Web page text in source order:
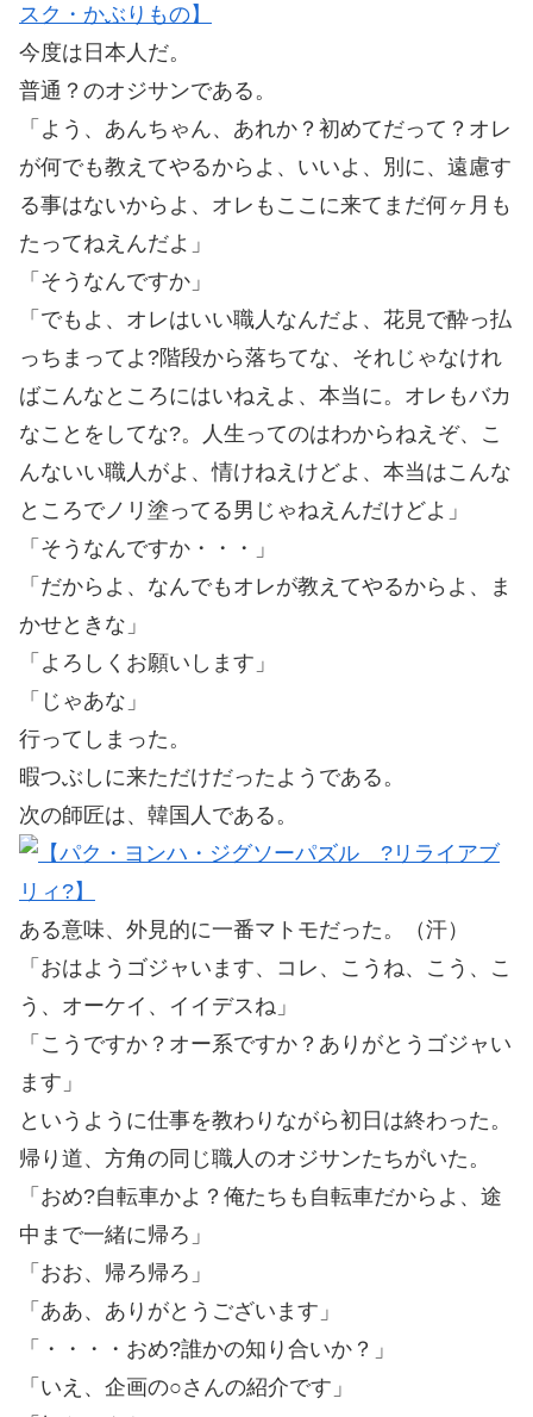
今度は日本人だ。
普通？のオジサンである。
「よう、あんちゃん、あれか？初めてだって？オレ
が何でも教えてやるからよ、いいよ、別に、遠慮す
る事はないからよ、オレもここに来てまだ何ヶ月も
たってねえんだよ」
「そうなんですか」
「でもよ、オレはいい職人なんだよ、花見で酔っ払
っちまってよ?階段から落ちてな、それじゃなけれ
ばこんなところにはいねえよ、本当に。オレもバカ
なことをしてな?。人生ってのはわからねえぞ、こ
んないい職人がよ、情けねえけどよ、本当はこんな
ところでノリ塗ってる男じゃねえんだけどよ」
「そうなんですか・・・」
「だからよ、なんでもオレが教えてやるからよ、ま
かせときな」
「よろしくお願いします」
「じゃあな」
行ってしまった。
暇つぶしに来ただけだったようである。
次の師匠は、韓国人である。
ある意味、外見的に一番マトモだった。（汗）
「おはようゴジャいます、コレ、こうね、こう、こ
う、オーケイ、イイデスね」
「こうですか？オー系ですか？ありがとうゴジャい
ます」
というように仕事を教わりながら初日は終わった。
帰り道、方角の同じ職人のオジサンたちがいた。
「おめ?自転車かよ？俺たちも自転車だからよ、途
中まで一緒に帰ろ」
「おお、帰ろ帰ろ」
「ああ、ありがとうございます」
「・・・・おめ?誰かの知り合いか？」
「いえ、企画の○さんの紹介です」